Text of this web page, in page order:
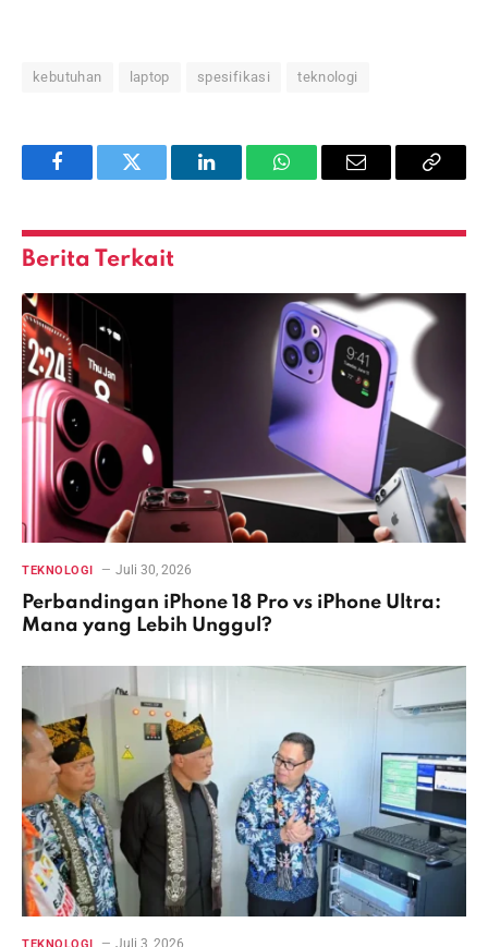
kebutuhan laptop spesifikasi teknologi
FacebookTwitter LinkedInWhatsAppEmail
Copy
Berita Terkait
TEKNOLOGI Juli 30, 2026
Perbandingan iPhone 18 Pro vs iPhone Ultra:
Mana yang Lebih Unggul?
TEKNOLOGI Juli 3, 2026